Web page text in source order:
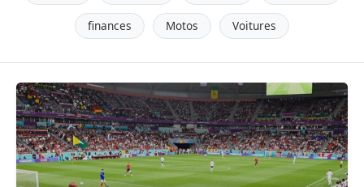
finances Motos Voitures